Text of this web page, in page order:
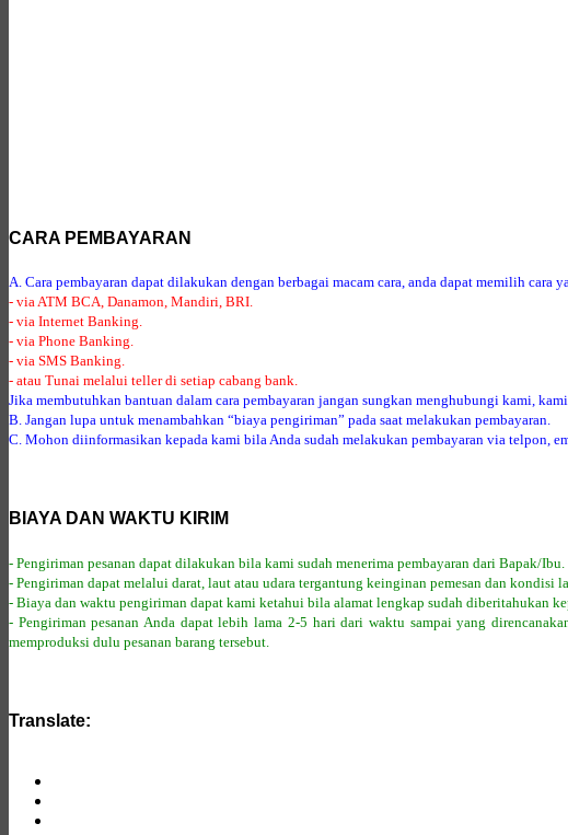
CARA PEMBAYARAN
A. Cara pembayaran dapat dilakukan dengan berbagai macam cara, anda dapat memilih
- via ATM BCA, Danamon, Mandiri, BRI.
- via Internet Banking.
- via Phone Banking.
- via SMS Banking.
- atau Tunai melalui teller di setiap cabang bank.
Jika membutuhkan bantuan dalam cara pembayaran jangan sungkan menghubungi kami,
B. Jangan lupa untuk menambahkan “biaya pengiriman” pada saat melakukan pembayaran.
C. Mohon diinformasikan kepada kami bila Anda sudah melakukan pembayaran via telpon,
BIAYA DAN WAKTU KIRIM
- Pengiriman pesanan dapat dilakukan bila kami sudah menerima pembayaran dari Bapak/Ibu.
- Pengiriman dapat melalui darat, laut atau udara tergantung keinginan pemesan dan kondisi
- Biaya dan waktu pengiriman dapat kami ketahui bila alamat lengkap sudah diberitahukan
- Pengiriman pesanan Anda dapat lebih lama 2-5 hari dari waktu sampai yang
memproduksi dulu pesanan barang tersebut.
Translate: